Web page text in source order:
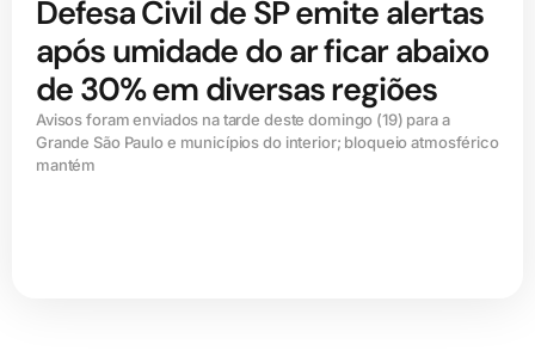
Defesa Civil de SP emite alertas
após umidade do ar ficar abaixo
de 30% em diversas regiões
Avisos foram enviados na tarde deste domingo (19) para a
Grande São Paulo e municípios do interior; bloqueio atmosférico
mantém